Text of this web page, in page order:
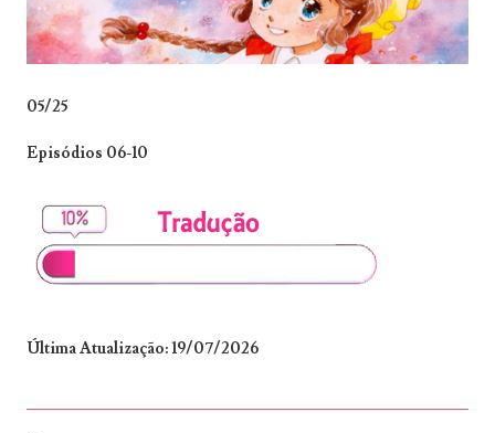
05/25
Episódios 06-10
Última Atualização: 19/07/2026